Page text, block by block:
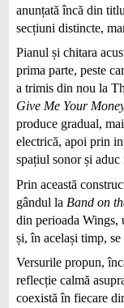
anunțată încă din
secțiuni distincte,
Pianul și chitara
prima parte, peste
a trimis din nou la
Give Me Your
produce gradual,
electrică, apoi prin
spațiul sonor și
Prin această
gândul la Band on
din perioada Wings,
și, în același timp,
Versurile propun,
reflecție calmă
coexistă în fiecare